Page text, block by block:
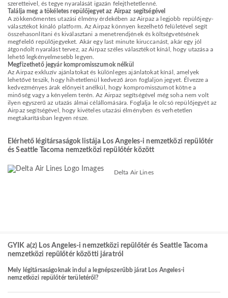
szeretteivel, és tegye nyaralását igazán felejthetetlenné.
Találja meg a tökéletes repülőjegyet az Airpaz segítségével
A zökkenőmentes utazási élmény érdekében az Airpaz a legjobb repülőjegy-
választékot kínáló platform. Az Airpaz könnyen kezelhető felületével segít
összehasonlítani és kiválasztani a menetrendjének és költségvetésének
megfelelő repülőjegyeket. Akár egy last minute kiruccanást, akár egy jól
átgondolt nyaralást tervez, az Airpaz széles választékot kínál, hogy utazása a
lehető legkényelmesebb legyen.
Megfizethető jegyár kompromisszumok nélkül
Az Airpaz exkluzív ajánlatokat és különleges ajánlatokat kínál, amelyek
lehetővé teszik, hogy hihetetlenül kedvező áron foglaljon jegyet. Élvezze a
kedvezményes árak előnyeit anélkül, hogy kompromisszumot kötne a
minőség vagy a kényelem terén. Az Airpaz segítségével még soha nem volt
ilyen egyszerű az utazás álmai célállomására. Foglalja le olcsó repülőjegyét az
Airpaz segítségével, hogy kivételes utazási élményben és verhetetlen
megtakarításban legyen része.
Elérhető légitársaságok listája Los Angeles-i nemzetközi repülőtér
és Seattle Tacoma nemzetközi repülőtér között
Delta Air Lines
GYIK a(z) Los Angeles-i nemzetközi repülőtér és Seattle Tacoma
nemzetközi repülőtér közötti járatról
Mely légitársaságoknak indul a legnépszerűbb járat Los Angeles-i
nemzetközi repülőtér területéről?